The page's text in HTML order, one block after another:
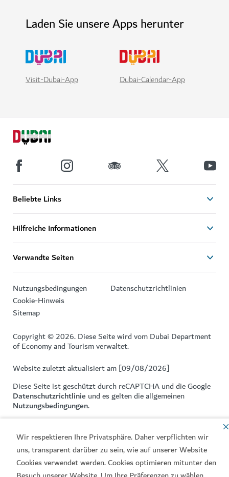
Wir respektieren Ihre Privatsphäre. Daher verpflichten wir
uns, transparent darüber zu sein, wie auf unserer Website
Cookies verwendet werden. Cookies optimieren mitunter den
Laden Sie unsere Apps herunter
Visit-Dubai-App Dubai-Calendar-App
Beliebte Links
Hilfreiche Informationen
Verwandte Seiten
Nutzungsbedingungen
Datenschutzrichtlinien
Cookie-Hinweis
Sitemap
Copyright © 2026. Diese Seite wird vom Dubai Department
of Economy and Tourism verwaltet.
Website zuletzt aktualisiert am [09/08/2026]
Diese Seite ist geschützt durch reCAPTCHA und die Google
Datenschutzrichtlinie und es gelten die allgemeinen
Nutzungsbedingungen.